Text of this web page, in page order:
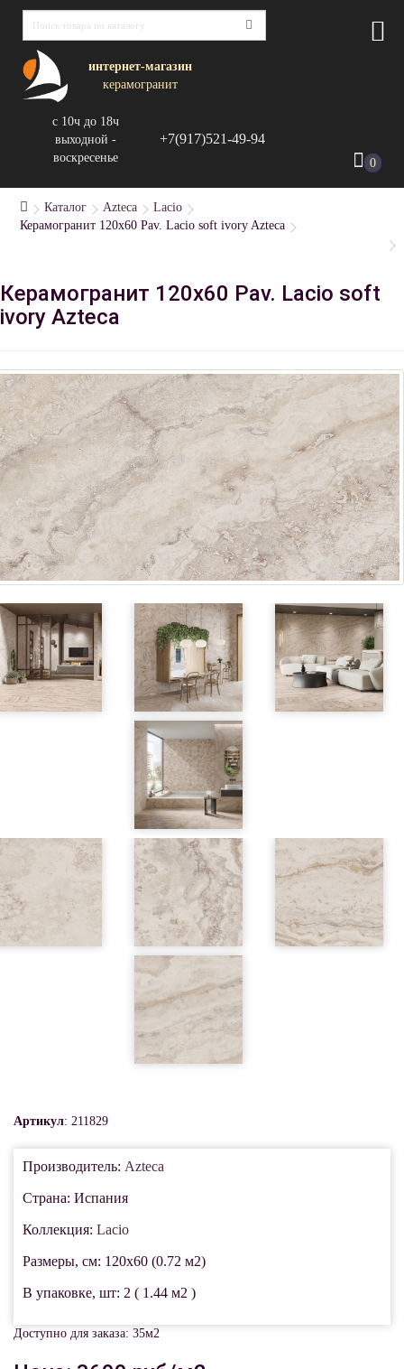
интернет-магазин
керамогранит
с 10ч до 18ч
выходной -
воскресенье
+7(917)521-49-94
0
Каталог Azteca
Lacio
Керамогранит 120x60 Pav. Lacio soft ivory Azteca
Керамогранит 120x60 Pav. Lacio soft
ivory Azteca
Артикул: 211829
Производитель: Azteca
Страна: Испания
Коллекция: Lacio
Размеры, см: 120x60 (0.72 м2)
В упаковке, шт: 2 ( 1.44 м2 )
Доступно для заказа: 35м2